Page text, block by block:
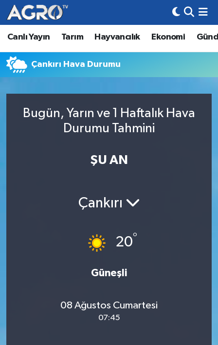
Canlı Yayın Tarım Hayvancılık Ekonomi
Çankırı Hava Durumu
Bugün, Yarın ve 1 Haftalık Hava
Durumu Tahmini
ŞU AN
Çankırı
20°
Güneşli
08 Ağustos Cumartesi
07:45
Hava Durumu
Trafik Durumu
Tüm Manşetler